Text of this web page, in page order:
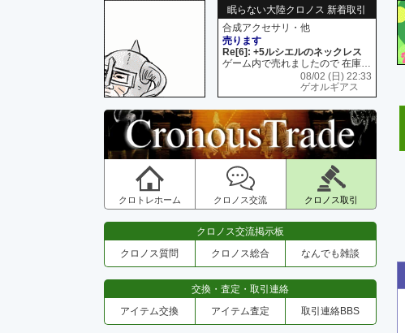
眠らない大陸クロノス 新着取引
合成アクセサリ・他
売ります
Re[6]: +5ルシエルのネックレス
ゲーム内で売れましたので 在庫がネク1 リング4 となります リングのお値段は80G といたします
08/02 (日) 22:33
ゲオルギアス
クロトレホーム クロノス交流 クロノス取引
クロノス交流掲示板
クロノス質問
クロノス総合 なんでも雑談
交換・査定・取引連絡
アイテム交換
アイテム査定 取引連絡BBS